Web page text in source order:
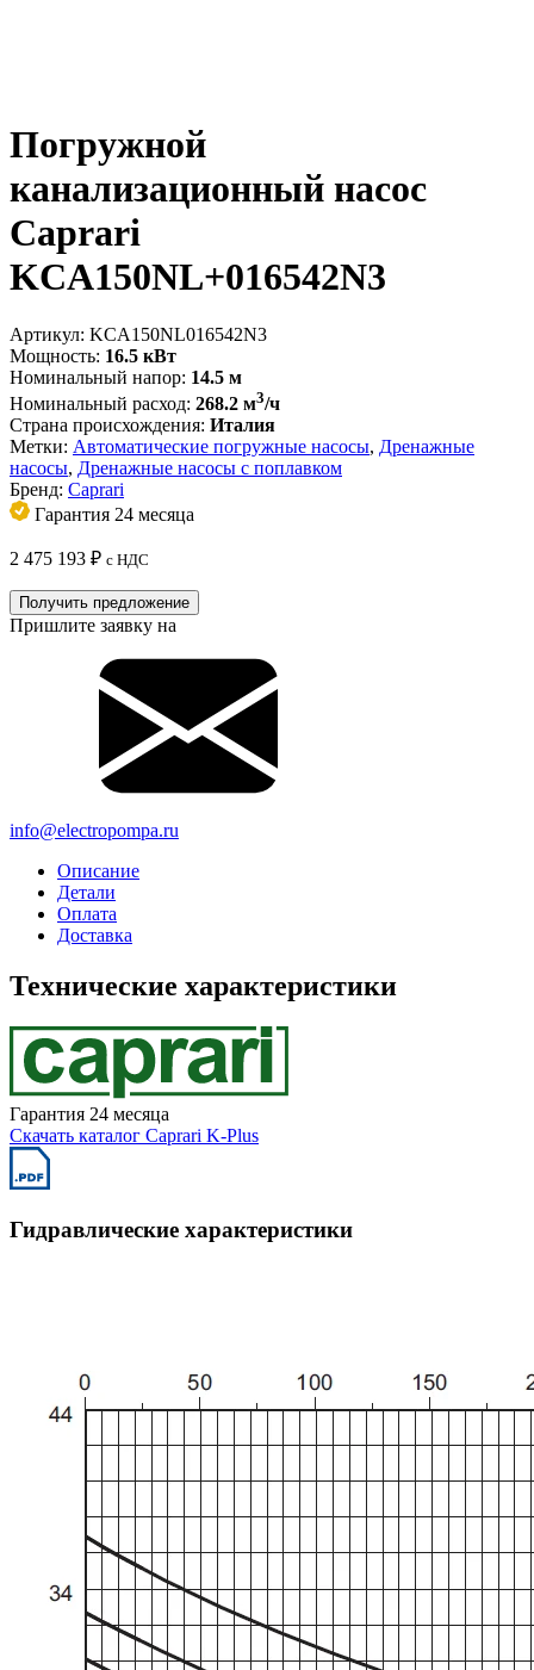
Погружной
канализационный насос
Caprari
KCA150NL+016542N3
Артикул: KCA150NL016542N3
Мощность: 16.5 кВт
Номинальный напор: 14.5 м
Номинальный расход: 268.2 м3/ч
Страна происхождения: Италия
Метки: Автоматические погружные насосы, Дренажные
насосы, Дренажные насосы с поплавком
Бренд: Caprari
Гарантия 24 месяца
2 475 193 ₽ с НДС
Получить предложение
Пришлите заявку на
info@electropompa.ru
Описание
Детали
Оплата
Доставка
Технические характеристики
Гарантия 24 месяца
Скачать каталог Caprari K-Plus
Гидравлические характеристики